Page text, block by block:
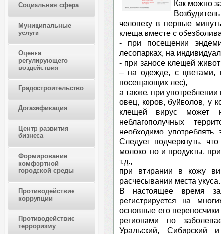
Социальная сфера
Муниципальные
услуги
Оценка
регулирующего
воздействия
Градостроительство
Догазификация
Центр развития
бизнеса
Формирование
комфортной
городской среды
Противодействие
коррупции
Противодействие
терроризму
Как можно
человеку в первые
клеща вместе с
- при посещении
лесопарках, на
- при заносе клещей
– на одежде, с цветами,
посещающих лес),
а также, при
овец, коров, буйволов, у
клещей вирус может
неблагополучных
необходимо употреблять
Следует подчеркнуть,
молоко, но и продукты,
т.д.,
при втирании в кожу
расчесывании места укуса.
В настоящее время
регистрируется на
основные его
регионами по
Уральский, Сибирский